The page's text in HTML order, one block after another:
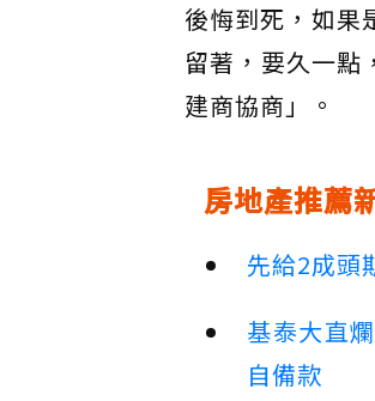
後悔到死，如果
留著，要久一點
建商協商」。
房地產推薦
先給2成頭
基泰大直
自備款